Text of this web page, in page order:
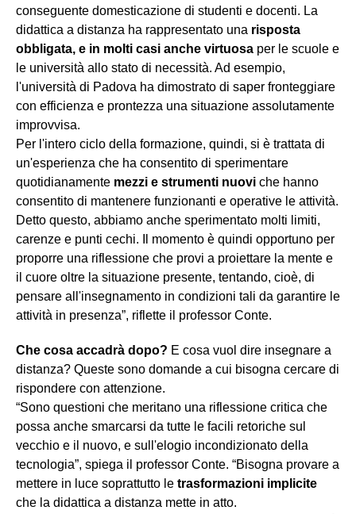
conseguente domesticazione di studenti e docenti. La
didattica a distanza ha rappresentato una risposta
obbligata, e in molti casi anche virtuosa per le scuole e
le università allo stato di necessità. Ad esempio,
l'università di Padova ha dimostrato di saper fronteggiare
con efficienza e prontezza una situazione assolutamente
improvvisa.
Per l'intero ciclo della formazione, quindi, si è trattata di
un'esperienza che ha consentito di sperimentare
quotidianamente mezzi e strumenti nuovi che hanno
consentito di mantenere funzionanti e operative le attività.
Detto questo, abbiamo anche sperimentato molti limiti,
carenze e punti cechi. Il momento è quindi opportuno per
proporre una riflessione che provi a proiettare la mente e
il cuore oltre la situazione presente, tentando, cioè, di
pensare all'insegnamento in condizioni tali da garantire le
attività in presenza”, riflette il professor Conte.
Che cosa accadrà dopo? E cosa vuol dire insegnare a
distanza? Queste sono domande a cui bisogna cercare di
rispondere con attenzione.
“Sono questioni che meritano una riflessione critica che
possa anche smarcarsi da tutte le facili retoriche sul
vecchio e il nuovo, e sull'elogio incondizionato della
tecnologia”, spiega il professor Conte. “Bisogna provare a
mettere in luce soprattutto le trasformazioni implicite
che la didattica a distanza mette in atto.